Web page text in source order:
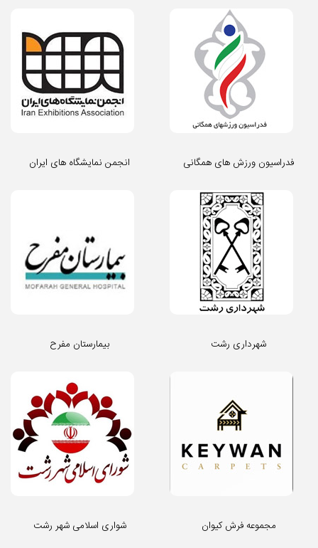
انجمن نمایشگاه های ایران فدراسیون ورزش های همگانی
بیمارستان مفرح شهرداری رشت
شواری اسلامی شهر رشت مجموعه فرش کیوان